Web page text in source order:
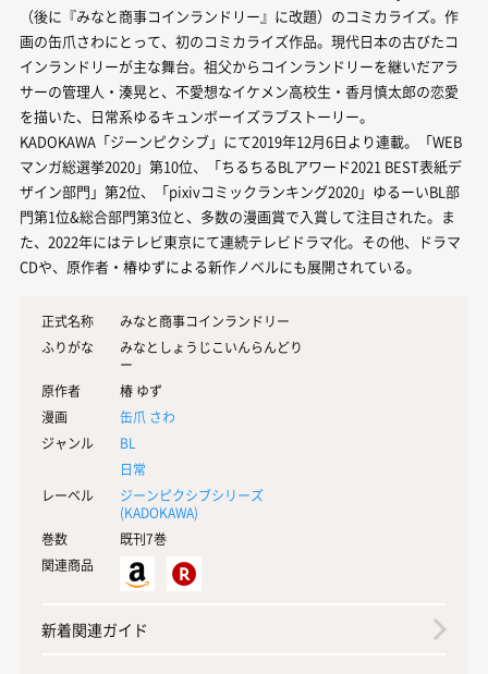
（後に『みなと商事コインランドリー』に改題）のコミカライズ。作
画の缶爪さわにとって、初のコミカライズ作品。現代日本の古びたコ
インランドリーが主な舞台。祖父からコインランドリーを継いだアラ
サーの管理人・湊晃と、不愛想なイケメン高校生・香月慎太郎の恋愛
を描いた、日常系ゆるキュンボーイズラブストーリー。
KADOKAWA「ジーンピクシブ」にて2019年12月6日より連載。「WEB
マンガ総選挙2020」第10位、「ちるちるBLアワード2021 BEST表紙デ
ザイン部門」第2位、「pixivコミックランキング2020」ゆるーいBL部
門第1位&総合部門第3位と、多数の漫画賞で入賞して注目された。ま
た、2022年にはテレビ東京にて連続テレビドラマ化。その他、ドラマ
CDや、原作者・椿ゆずによる新作ノベルにも展開されている。
正式名称
みなと商事コインランドリー
ふりがな
みなとしょうじこいんらんどり
ー
原作者
椿 ゆず
漫画
缶爪 さわ
ジャンル
BL
日常
レーベル
ジーンピクシブシリーズ
(KADOKAWA)
巻数
既刊7巻
関連商品
新着関連ガイド